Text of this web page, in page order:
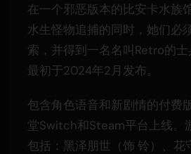
在一个邪恶版本的比安卡水族
水生怪物追捕的同时，她们必
索，并得到一名名叫Retro的
最初于2024年2月发布。
包含角色语音和新剧情的付费
堂Switch和Steam平台上线。
包括：黑泽朋世（饰 铃）、花